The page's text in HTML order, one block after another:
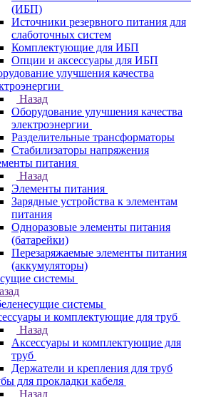
(ИБП)
Источники резервного питания для
слаботочных систем
Комплектующие для ИБП
Опции и аксессуары для ИБП
улучшения качества
Назад
Оборудование улучшения качества
электроэнергии
Разделительные трансформаторы
Стабилизаторы напряжения
питания
Назад
Элементы питания
Зарядные устройства к элементам
питания
Одноразовые элементы питания
(батарейки)
Перезаряжаемые элементы питания
(аккумуляторы)
системы
системы
и комплектующие для труб
Назад
Аксессуары и комплектующие для
труб
Держатели и крепления для труб
для прокладки кабеля
Назад